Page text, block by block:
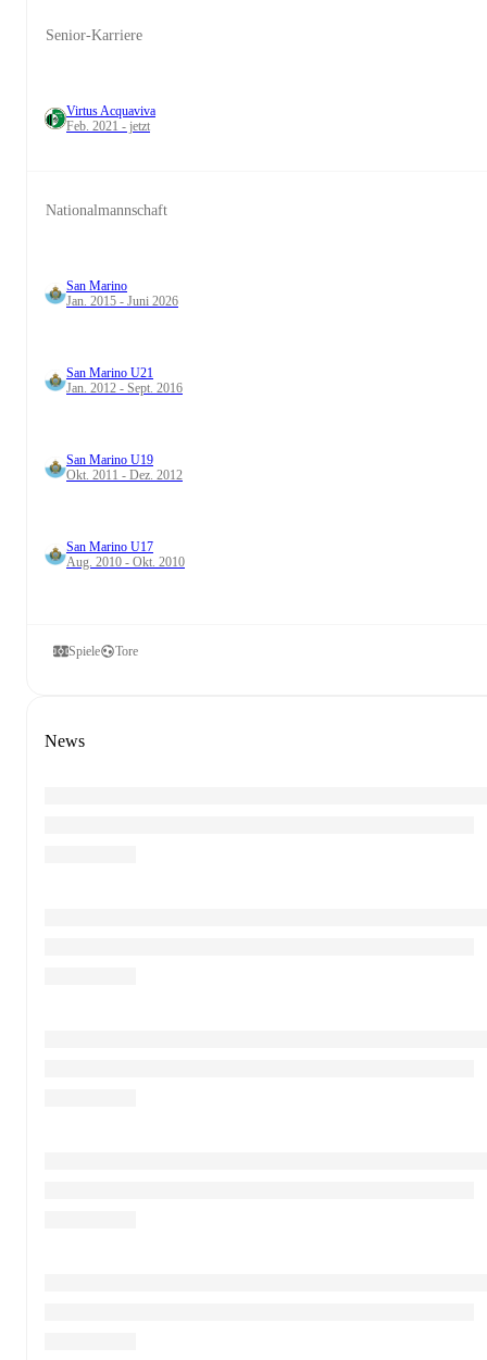
Senior-Karriere
Virtus Acquaviva
Feb. 2021 - jetzt
Nationalmannschaft
San Marino
Jan. 2015 - Juni 2026
San Marino U21
Jan. 2012 - Sept. 2016
San Marino U19
Okt. 2011 - Dez. 2012
San Marino U17
Aug. 2010 - Okt. 2010
Spiele Tore
News